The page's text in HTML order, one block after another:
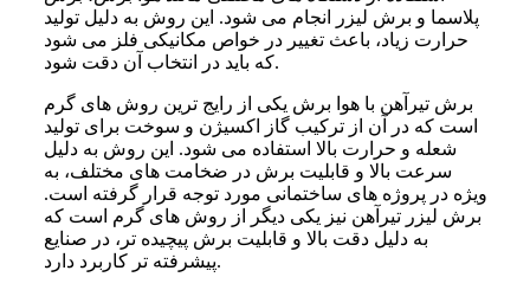
پلاسما و برش لیزر انجام می‌ شود. این روش به دلیل تولید
حرارت زیاد، باعث تغییر در خواص مکانیکی فلز می‌ شود
که باید در انتخاب آن دقت شود.
برش تیرآهن با هوا برش یکی از رایج‌ ترین روش‌ های گرم
است که در آن از ترکیب گاز اکسیژن و سوخت برای تولید
شعله و حرارت بالا استفاده می‌ شود. این روش به دلیل
سرعت بالا و قابلیت برش در ضخامت‌ های مختلف، به‌
ویژه در پروژه‌ های ساختمانی مورد توجه قرار گرفته است.
برش لیزر تیرآهن نیز یکی دیگر از روش‌ های گرم است که
به دلیل دقت بالا و قابلیت برش پیچیده‌ تر، در صنایع
پیشرفته‌ تر کاربرد دارد.